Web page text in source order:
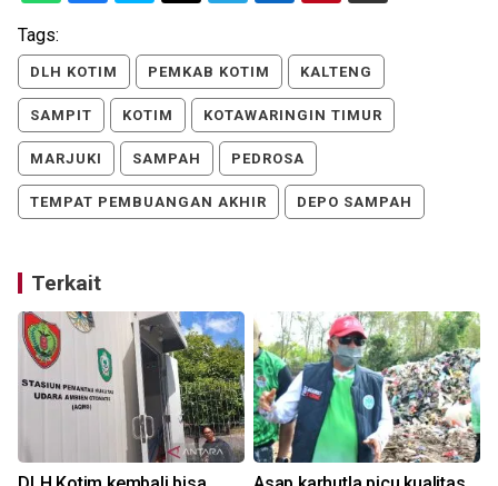
Tags:
DLH KOTIM PEMKAB KOTIM KALTENG
SAMPIT KOTIM KOTAWARINGIN TIMUR
MARJUKI SAMPAH PEDROSA
TEMPAT PEMBUANGAN AKHIR DEPO SAMPAH
Terkait